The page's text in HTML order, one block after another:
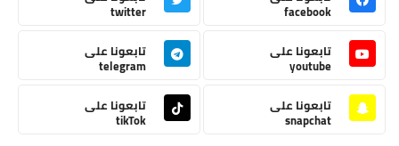
facebook
twitter
تابعونا على
youtube
تابعونا على
telegram
تابعونا على
snapchat
تابعونا على
tikTok